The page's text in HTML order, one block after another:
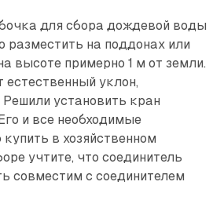
для сбора дождевой воды
разместить на поддонах или
высоте примерно 1 м от земли.
естественный уклон,
установить кран
и все необходимые
в хозяйственном
учтите, что соединитель
совместим с соединителем